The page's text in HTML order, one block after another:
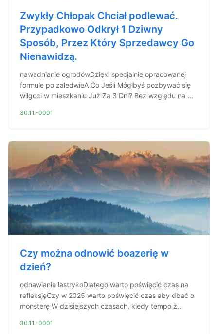
Zwykły Chłopak Chciał podlewać.
Przypadkowo Odkrył 1 Dziwny
Sposób, Przez Który Sprzedawcy Go
Nienawidzą.
nawadnianie ogrodówDzięki specjalnie opracowanej
formule po zaledwieA Co Jeśli Mógłbyś pozbywać się
wilgoci w mieszkaniu Już Za 3 Dni? Bez względu na ...
30.11.-0001
Czy można odnowić boazerię w
dzień?
odnawianie lastrykoDlatego warto poświęcić czas na
refleksjęCzy w 2025 warto poświęcić czas aby dbać o
monsterę W dzisiejszych czasach, kiedy tempo ż...
30.11.-0001